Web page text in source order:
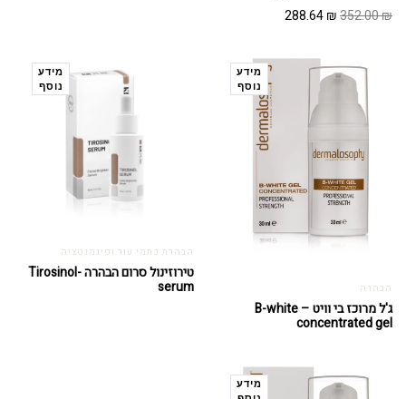
352.00₪
המחיר
352.00 ₪.
288.64₪
המחיר
288.64 ₪.
מידע
נוסף
הבהרה
ג'ל מרוכז בי וויט – B-white
concentrated gel
מידע
נוסף
הבהרת כתמי עור ופיגמנטציה
טירוזינול סרום הבהרה -Tirosinol
serum
מידע